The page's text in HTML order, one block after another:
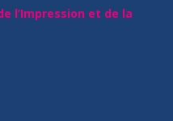
l’Impression et de la